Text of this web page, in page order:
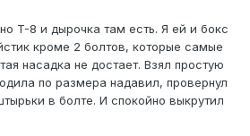
T-8 и дырочка там есть. Я ей и бокс
кроме 2 болтов, которые самые
насадка не достает. Взял простую
по размера надавил, провернул
в болте. И спокойно выкрутил